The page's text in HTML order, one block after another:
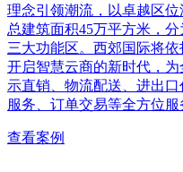
理念引领潮流，以卓越区位
总建筑面积45万平方米，
三大功能区。西郊国际将
开启智慧云商的新时代，
示直销、物流配送、进出
服务、订单交易等全方位服
查看案例